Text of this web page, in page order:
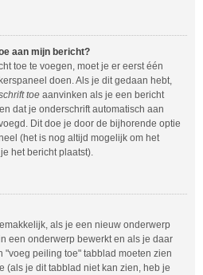
aan mijn bericht?
toe te voegen, moet je er eerst één
doen. Als je dit gedaan hebt,
toe aanvinken als je een bericht
dat je onderschrift automatisch aan
Dit doe je door de bijhorende optie
(het is nog altijd mogelijk om het
het bericht plaatst).
als je een nieuw onderwerp
een onderwerp bewerkt en als je daar
"voeg peiling toe" tabblad moeten zien
(als je dit tabblad niet kan zien, heb je